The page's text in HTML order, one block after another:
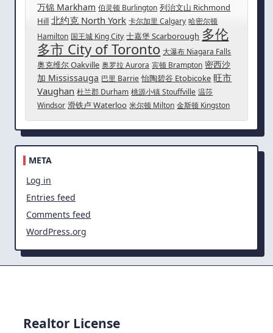
万锦 Markham 伯灵顿 Burlington 列治文山 Richmond
Hill 北约克 North York 卡尔加里 Calgary 哈密尔顿
Hamilton 国王城 King City 士嘉堡 Scarborough 多伦
多市 City of Toronto 大瀑布 Niagara Falls
奥克维尔 Oakville 奥罗拉 Aurora 宾顿 Brampton 密西沙
加 Mississauga 巴里 Barrie 怡陶碧谷 Etobicoke 旺市
Vaughan 杜兰郡 Durham 桃源小镇 Stouffville 温莎
Windsor 滑铁卢 Waterloo 米尔顿 Milton 金斯顿 Kingston
META
Log in
Entries feed
Comments feed
WordPress.org
Realtor License